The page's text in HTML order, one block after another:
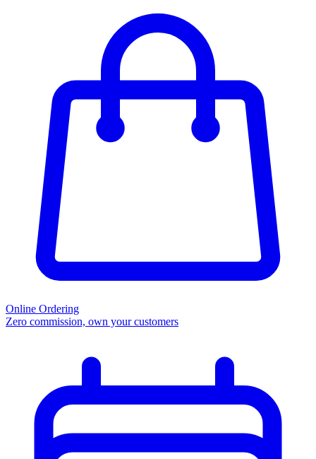
Online Ordering
Zero commission, own your customers